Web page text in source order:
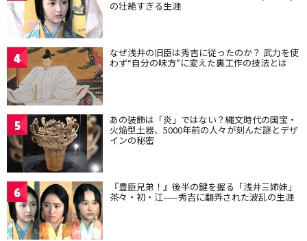
の壮絶すぎる生涯
4 なぜ浅井の旧臣は秀吉に従ったのか？ 武力を使
わず“自分の味方”に変えた裏工作の技法とは
5 あの装飾は「炎」ではない？縄文時代の国宝・
火焔型土器、5000年前の人々が刻んだ謎とデザ
インの秘密
6 『豊臣兄弟！』後半の鍵を握る「浅井三姉妹」
茶々・初・江——秀吉に翻弄された波乱の生涯